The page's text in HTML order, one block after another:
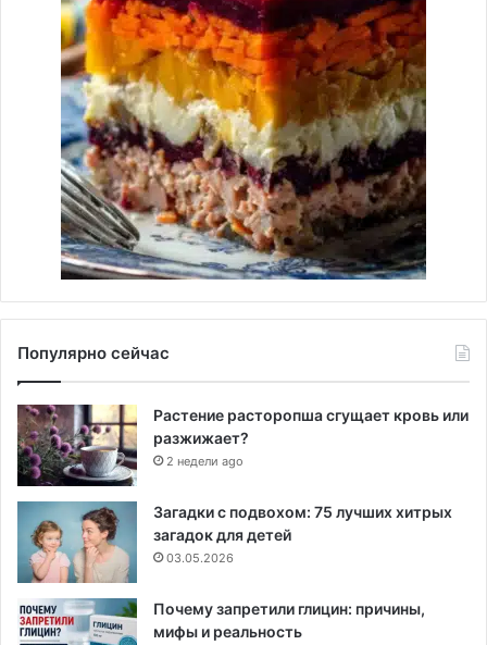
Популярно сейчас
Растение расторопша сгущает кровь или
разжижает?
2 недели ago
Загадки с подвохом: 75 лучших хитрых
загадок для детей
03.05.2026
Почему запретили глицин: причины,
мифы и реальность